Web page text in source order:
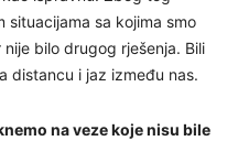
situacijama sa kojima smo
bilo drugog rješenja. Bili
distancu i jaz između nas.
na veze koje nisu bile